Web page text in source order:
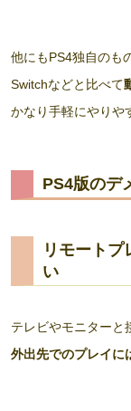
他にもPS4独自のも
Switchなどと比べて
かなり手軽にやりや
PS4版のデ
リモートプ
い
テレビやモニターと
外出先でのプレイに